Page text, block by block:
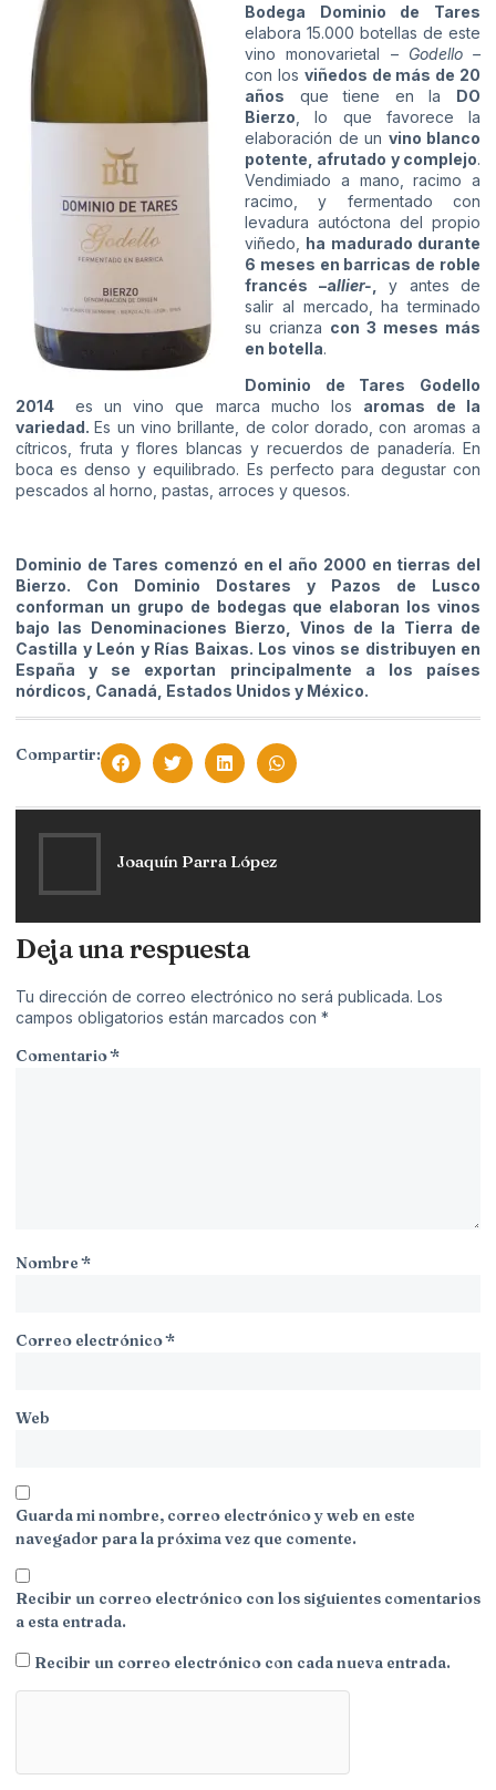
Bodega Dominio de Tares
elabora 15.000 botellas de este
vino monovarietal – Godello –
con los viñedos de más de 20
años que tiene en la DO
Bierzo , lo que favorece la
elaboración de un vino blanco
potente, afrutado y complejo.
Vendimiado a mano, racimo a
racimo, y fermentado con
levadura autóctona del propio
viñedo, ha madurado durante
6 meses en barricas de roble
francés –allier-
y antes de
salir al mercado, ha terminado
su crianza con 3 meses más
en botella.
Dominio de Tares Godello
2014 es un vino que marca mucho los aromas de la
variedad.Es un vino brillante, de color dorado, con aromas a
cítricos, fruta y flores blancas y recuerdos de panadería. En
boca es denso y equilibrado. Es perfecto para degustar con
pescados al horno, pastas, arroces y quesos.
Dominio de Tares comenzó en el año 2000 en tierras del
Bierzo. Con Dominio Dostares y Pazos de Lusco
conforman un grupo de bodegas que elaboran los vinos
bajo las Denominaciones Bierzo, Vinos de la Tierra de
Castilla y León y Rías Baixas. Los vinos se distribuyen en
España y se exportan principalmente a los países
nórdicos, Canadá, Estados Unidos y México.
Compartir:
Joaquín Parra López
Deja una respuesta
Tu dirección de correo electrónico no será publicada. Los
campos obligatorios están marcados con *
Comentario*
Nombre*
Correo electrónico*
Web
Guarda mi nombre, correo electrónico y web en este
navegador para la próxima vez que comente.
Recibir un correo electrónico con los siguientes comentarios
a esta entrada.
Recibir un correo electrónico con cada nueva entrada.